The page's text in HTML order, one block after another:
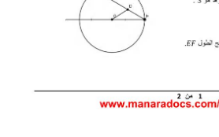
بحوث الرياضيات
بحوث التاريخ و الجغرافيا